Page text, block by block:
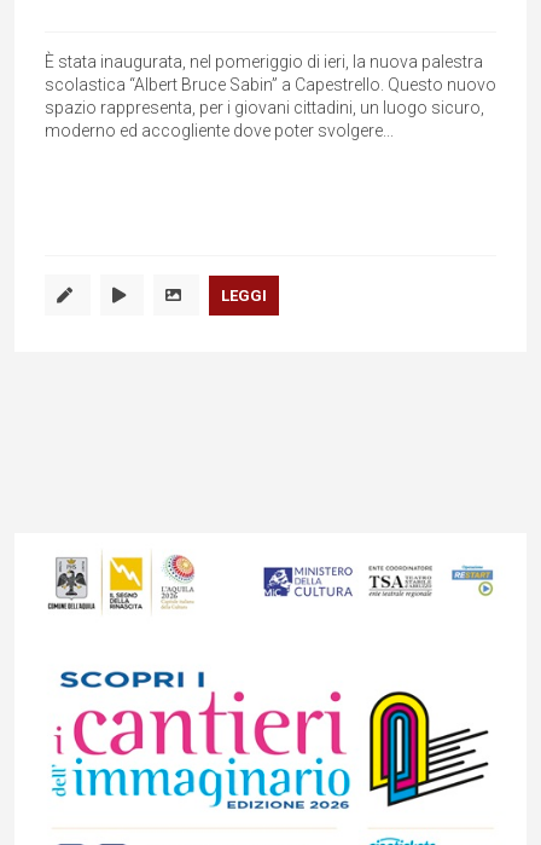
È stata inaugurata, nel pomeriggio di ieri, la nuova palestra
scolastica “Albert Bruce Sabin” a Capestrello. Questo nuovo
spazio rappresenta, per i giovani cittadini, un luogo sicuro,
moderno ed accogliente dove poter svolgere...
LEGGI